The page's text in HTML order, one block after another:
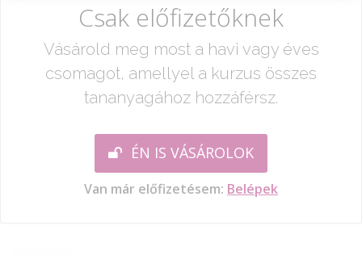
Csak előfizetőknek
Vásárold meg most a havi vagy éves
csomagot, amellyel a kurzus összes
tananyagához hozzáférsz.
ÉN IS VÁSÁROLOK
Van már előfizetésem: Belépek